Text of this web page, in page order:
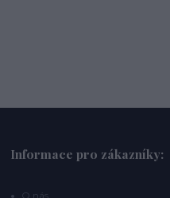
Informace pro zákazníky:
O nás